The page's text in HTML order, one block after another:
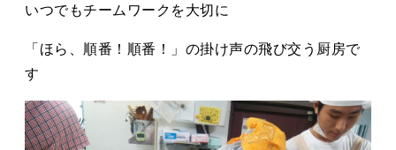
いつでもチームワークを大切に
「ほら、順番！順番！」の掛け声の飛び交う厨房で
す